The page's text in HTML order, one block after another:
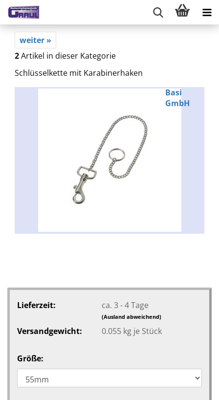
weiter »
2Artikel in dieser Kategorie
Schlüsselkette mit Karabinerhaken
Basi
GmbH
Lieferzeit: ca. 3 - 4 Tage
(Ausland abweichend)
Versandgewicht: 0.055kg je Stück
Größe: